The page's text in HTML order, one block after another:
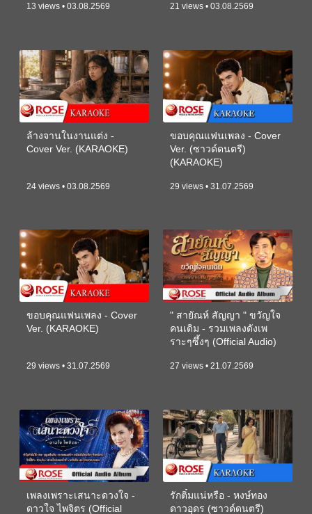
13 views • 03.08.2569 21 views • 03.08.2569
ล้างจานในงานแต่ง -
Cover Ver. (KARAOKE)
24 views • 03.08.2569
ขอบคุณแฟนเพลง - Cover
Ver. (ซาวด์ดนตรี)
(KARAOKE)
29 views • 31.07.2569
ขอบคุณแฟนเพลง - Cover
Ver. (KARAOKE)
29 views • 31.07.2569
" สายัณห์ สัญญา " ขวัญใจ
คนเดิม - รวมเพลงดังเพ
ราะๆซึ้งๆ (Official Audio)
27 views • 21.07.2569
เพลงเพราะเสนาะดวงใจ -
ดาวใจ ไพจิตร (Official
รักติ๋มแน่หรือ - หงษ์ทอง
ดาวอุดร (ซาวด์ดนตรี)